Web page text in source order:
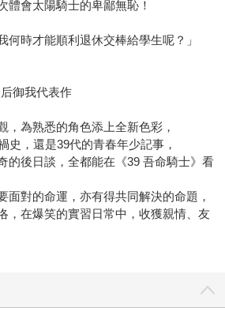
體會太陽騎士的卑鄙無恥！
何時才能順利退休交棒給學生呢？」
御我代表作
，為熟悉的角色添上全新色彩，
史，還是39代的青春年少記事，
的後日談，全都能在《39 吾命騎士》看
面對的命運，亦有得共同解決的命題，
，在爆笑的實習日常中，收獲親情、友